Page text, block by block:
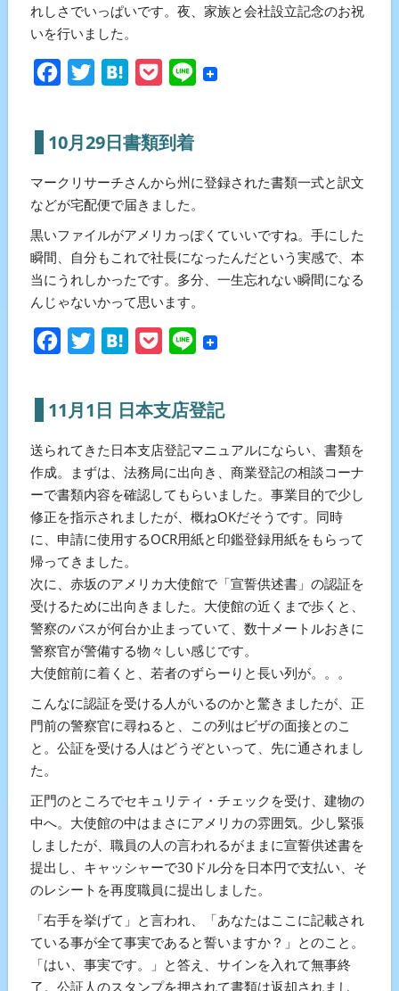
れしさでいっぱいです。夜、家族と会社設立記念のお祝
いを行いました。
FacebookTwitterHatenaPocketLine
10月29日書類到着
マークリサーチさんから州に登録された書類一式と訳文
などが宅配便で届きました。
黒いファイルがアメリカっぽくていいですね。手にした
瞬間、自分もこれで社長になったんだという実感で、本
当にうれしかったです。多分、一生忘れない瞬間になる
んじゃないかって思います。
FacebookTwitterHatenaPocketLine
11月1日 日本支店登記
送られてきた日本支店登記マニュアルにならい、書類を
作成。まずは、法務局に出向き、商業登記の相談コーナ
ーで書類内容を確認してもらいました。事業目的で少し
修正を指示されましたが、概ねOKだそうです。同時
に、申請に使用するOCR用紙と印鑑登録用紙をもらって
帰ってきました。
次に、赤坂のアメリカ大使館で「宣誓供述書」の認証を
受けるために出向きました。大使館の近くまで歩くと、
警察のバスが何台か止まっていて、数十メートルおきに
警察官が警備する物々しい感じです。
大使館前に着くと、若者のずらーりと長い列が。。。
こんなに認証を受ける人がいるのかと驚きましたが、正
門前の警察官に尋ねると、この列はビザの面接とのこ
と。公証を受ける人はどうぞといって、先に通されまし
た。
正門のところでセキュリティ・チェックを受け、建物の
中へ。大使館の中はまさにアメリカの雰囲気。少し緊張
しましたが、職員の人の言われるがままに宣誓供述書を
提出し、キャッシャーで30ドル分を日本円で支払い、そ
のレシートを再度職員に提出しました。
「右手を挙げて」と言われ、「あなたはここに記載され
ている事が全て事実であると誓いますか？」とのこと。
「はい、事実です。」と答え、サインを入れて無事終
了。公証人のスタンプを押されて書類は返却されまし